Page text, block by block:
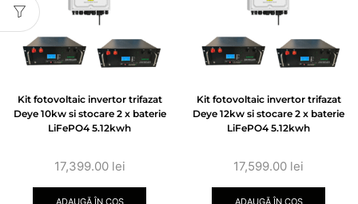
Kit fotovoltaic invertor trifazat
Deye 10kw si stocare 2 x baterie
LiFePO4 5.12kwh
17,399.00 lei
ADAUGĂ ÎN COȘ
Kit fotovoltaic invertor trifazat
Deye 12kw si stocare 2 x baterie
LiFePO4 5.12kwh
17,599.00 lei
ADAUGĂ ÎN COȘ